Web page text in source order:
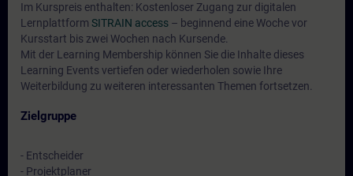
Im Kurspreis enthalten: Kostenloser Zugang zur digitalen
Lernplattform SITRAIN access – beginnend eine Woche vor
Kursstart bis zwei Wochen nach Kursende.
Mit der Learning Membership können Sie die Inhalte dieses
Learning Events vertiefen oder wiederholen sowie Ihre
Weiterbildung zu weiteren interessanten Themen fortsetzen.
Zielgruppe
- Entscheider
- Projektplaner